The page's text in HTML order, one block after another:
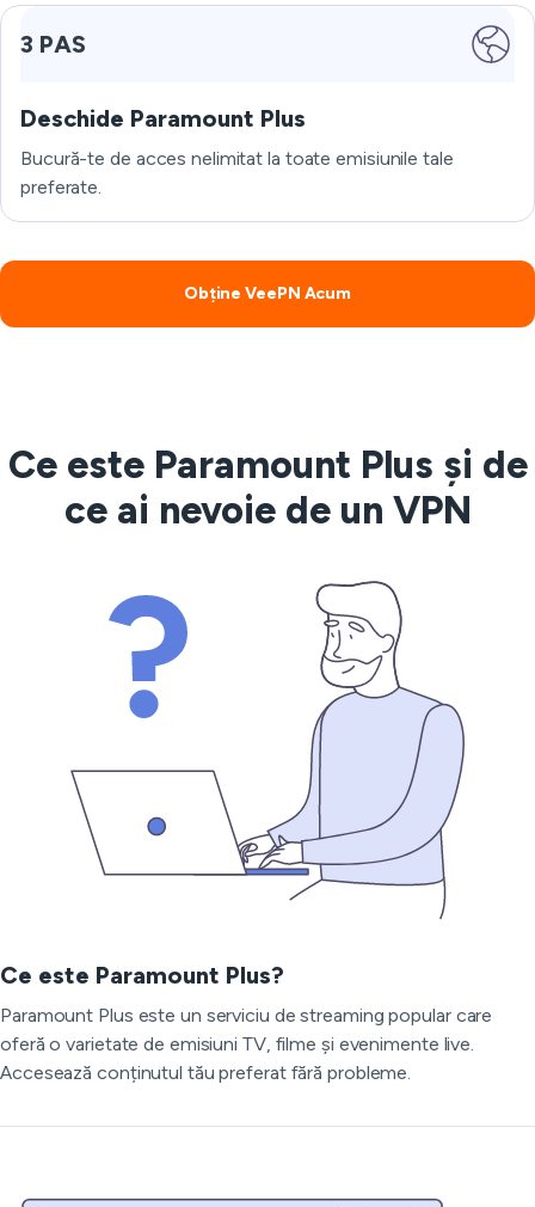
3 PAS
Deschide Paramount Plus
Bucură-te de acces nelimitat la toate emisiunile tale
preferate.
Obține VeePN Acum
Ce este Paramount Plus și de
ce ai nevoie de un VPN
Ce este Paramount Plus?
Paramount Plus este un serviciu de streaming popular care
oferă o varietate de emisiuni TV, filme și evenimente live.
Accesează conținutul tău preferat fără probleme.